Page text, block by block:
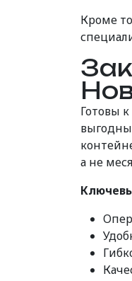
Кроме
Готовы
а не